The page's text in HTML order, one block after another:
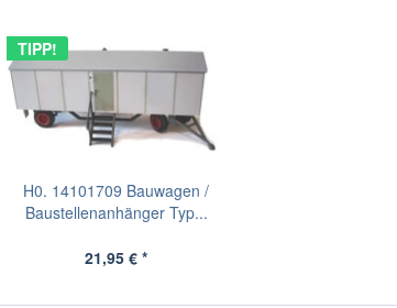
TIPP!
H0. 14101709 Bauwagen /
Baustellenanhänger Typ...
21,95 € *